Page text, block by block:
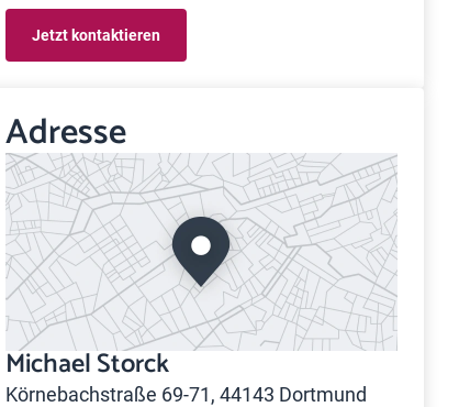
Jetzt kontaktieren
Adresse
Michael Storck
Körnebachstraße 69-71, 44143 Dortmund